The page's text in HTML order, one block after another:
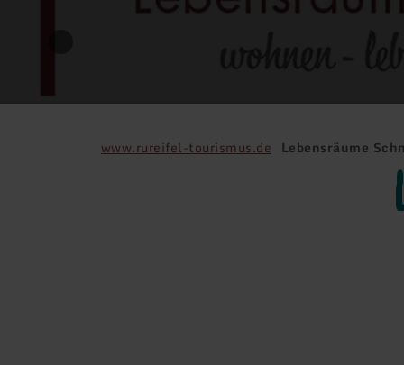
www.rureifel-tourismus.de Lebensräume